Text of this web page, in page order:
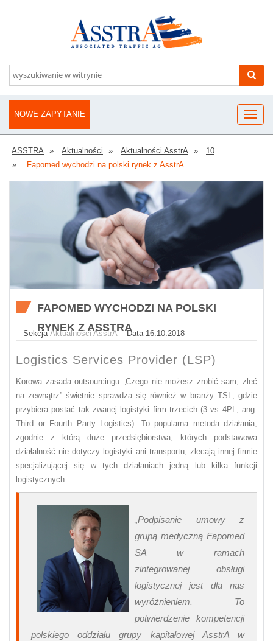
NOWE ZAPYTANIE
ASSTRA Aktualności Aktualności AsstrA
10
Fapomed wychodzi na polski rynek z AsstrA
FAPOMED WYCHODZI NA POLSKI
RYNEK Z ASSTRA
SekcjaAktualności AsstrAData 16.10.2018
Logistics Services Provider (LSP)
Korowa zasada outsourcingu „Czego nie możesz zrobić sam, zleć
na zewnątrz” świetnie sprawdza się również w branży TSL, gdzie
przybiera postać tak zwanej logistyki firm trzecich (3 vs 4PL, ang.
Third or Fourth Party Logistics). To popularna metoda działania,
zgodnie z którą duże przedsiębiorstwa, których podstawowa
działalność nie dotyczy logistyki ani transportu, zlecają innej firmie
specjalizującej się w tych działaniach jedną lub kilka funkcji
logistycznych.
„Podpisanie umowy z
grupą medyczną Fapomed
SA w ramach
zintegrowanej obsługi
logistycznej jest dla nas
wyróżnieniem. To
potwierdzenie kompetencji
polskiego oddziału grupy kapitałowej AsstrA w